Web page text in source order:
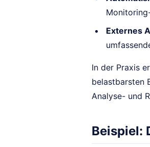
Externes
In der Praxis
belastbarsten
Analyse- und
Beispiel: